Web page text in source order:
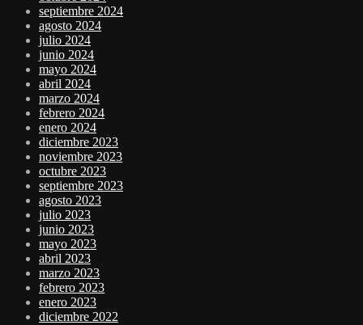
septiembre 2024
agosto 2024
julio 2024
junio 2024
mayo 2024
abril 2024
marzo 2024
febrero 2024
enero 2024
diciembre 2023
noviembre 2023
octubre 2023
septiembre 2023
agosto 2023
julio 2023
junio 2023
mayo 2023
abril 2023
marzo 2023
febrero 2023
enero 2023
diciembre 2022